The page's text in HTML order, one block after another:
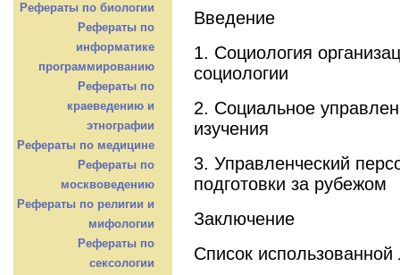
Рефераты по биологии
Рефераты по
информатике
программированию
Рефераты по
краеведению и
этнографии
Рефераты по медицине
Рефераты по
москвоведению
Рефераты по религии и
мифологии
Рефераты по
сексологии
Введение
1. Социология
социологии
2. Социальное
изучения
3. Управленческий
подготовки за рубежом
Заключение
Список использованной